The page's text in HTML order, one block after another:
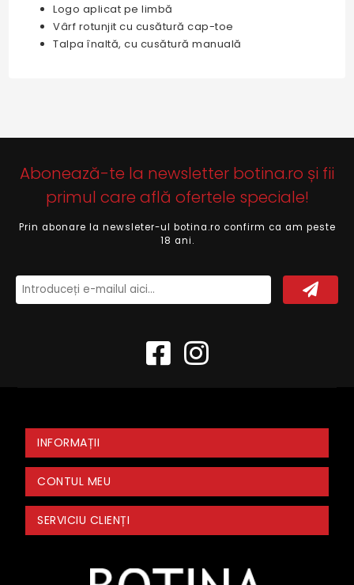
Logo aplicat pe limbă
Vârf rotunjit cu cusătură cap-toe
Talpa înaltă, cu cusătură manuală
Abonează-te la newsletter botina.ro și fii
primul care află ofertele speciale!
Prin abonare la newsleter-ul botina.ro confirm ca am peste
18 ani.
INFORMAȚII
CONTUL MEU
SERVICIU CLIENȚI